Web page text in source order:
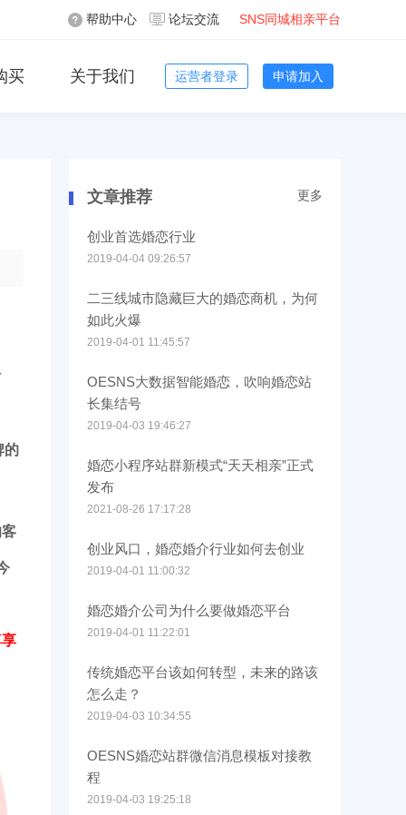
帮助中心 论坛交流 SNS同城相亲平台
运营者登录 申请加入
买 关于我们
的
文章推荐 更多
创业首选婚恋行业
2019-04-04 09:26:57
二三线城市隐藏巨大的婚恋商机，为何
如此火爆
2019-04-01 11:45:57
OESNS大数据智能婚恋，吹响婚恋站
长集结号
2019-04-03 19:46:27
婚恋小程序站群新模式“天天相亲”正式
发布
2021-08-26 17:17:28
创业风口，婚恋婚介行业如何去创业
2019-04-01 11:00:32
婚恋婚介公司为什么要做婚恋平台
2019-04-01 11:22:01
传统婚恋平台该如何转型，未来的路该
怎么走？
2019-04-03 10:34:55
OESNS婚恋站群微信消息模板对接教
程
2019-04-03 19:25:18